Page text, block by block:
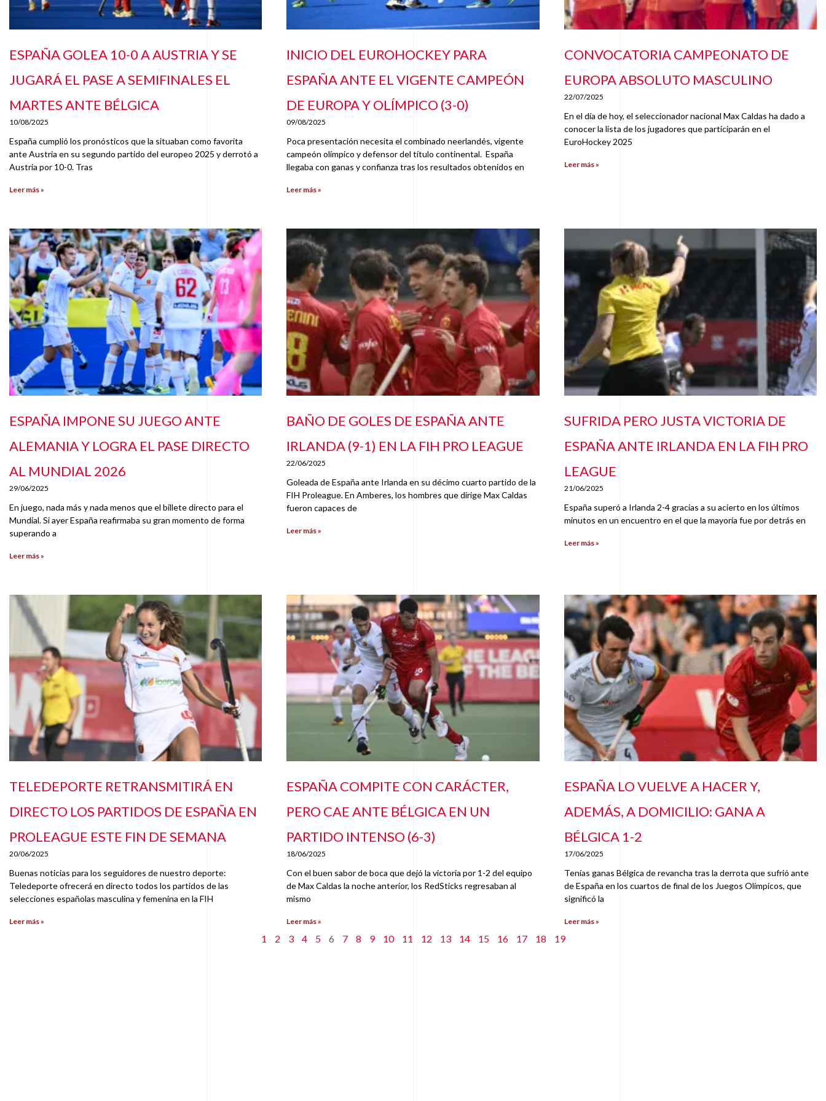
ESPAÑA GOLEA 10-0 A AUSTRIA Y SE
JUGARÁ EL PASE A SEMIFINALES EL
MARTES ANTE BÉLGICA
10/08/2025
España cumplió los pronósticos que la situaban como favorita
ante Austria en su segundo partido del europeo 2025 y derrotó a
Austria por 10-0. Tras
Leer más »
INICIO DEL EUROHOCKEY PARA
ESPAÑA ANTE EL VIGENTE CAMPEÓN
DE EUROPA Y OLÍMPICO (3-0)
09/08/2025
Poca presentación necesita el combinado neerlandés, vigente
campeón olímpico y defensor del título continental. España
llegaba con ganas y confianza tras los resultados obtenidos en
Leer más »
CONVOCATORIA CAMPEONATO DE
EUROPA ABSOLUTO MASCULINO
22/07/2025
En el día de hoy, el seleccionador nacional Max Caldas ha dado a
conocer la lista de los jugadores que participarán en el
EuroHockey 2025
Leer más »
ESPAÑA IMPONE SU JUEGO ANTE
ALEMANIA Y LOGRA EL PASE DIRECTO
AL MUNDIAL 2026
29/06/2025
En juego, nada más y nada menos que el billete directo para el
Mundial. Si ayer España reafirmaba su gran momento de forma
superando a
Leer más »
BAÑO DE GOLES DE ESPAÑA ANTE
IRLANDA (9-1) EN LA FIH PRO LEAGUE
22/06/2025
Goleada de España ante Irlanda en su décimo cuarto partido de la
FIH Proleague. En Amberes, los hombres que dirige Max Caldas
fueron capaces de
Leer más »
SUFRIDA PERO JUSTA VICTORIA DE
ESPAÑA ANTE IRLANDA EN LA FIH PRO
LEAGUE
21/06/2025
España superó a Irlanda 2-4 gracias a su acierto en los últimos
minutos en un encuentro en el que la mayoría fue por detrás en
Leer más »
TELEDEPORTE RETRANSMITIRÁ EN
DIRECTO LOS PARTIDOS DE ESPAÑA EN
PROLEAGUE ESTE FIN DE SEMANA
20/06/2025
Buenas noticias para los seguidores de nuestro deporte:
Teledeporte ofrecerá en directo todos los partidos de las
selecciones españolas masculina y femenina en la FIH
Leer más »
ESPAÑA COMPITE CON CARÁCTER,
PERO CAE ANTE BÉLGICA EN UN
PARTIDO INTENSO (6-3)
18/06/2025
Con el buen sabor de boca que dejó la victoria por 1-2 del equipo
de Max Caldas la noche anterior, los RedSticks regresaban al
mismo
Leer más »
ESPAÑA LO VUELVE A HACER Y,
ADEMÁS, A DOMICILIO: GANA A
BÉLGICA 1-2
17/06/2025
Tenías ganas Bélgica de revancha tras la derrota que sufrió ante
de España en los cuartos de final de los Juegos Olímpicos, que
significó la
Leer más »
1 2 3 4 5 6 7 8 9 10 11 12 13 14 15 16 17 18 19